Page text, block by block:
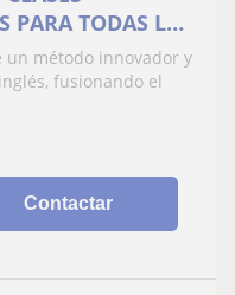
TODAS LAS
un método innovador y
fusionando el
Contactar